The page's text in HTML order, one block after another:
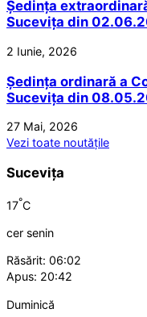
Ședința
Sucevița din
2 Iunie, 2026
Ședința ordinară a
Sucevița din
27 Mai, 2026
Vezi toate noutățile
Sucevița
17°C
cer senin
Răsărit: 06:02
Apus: 20:42
Duminică